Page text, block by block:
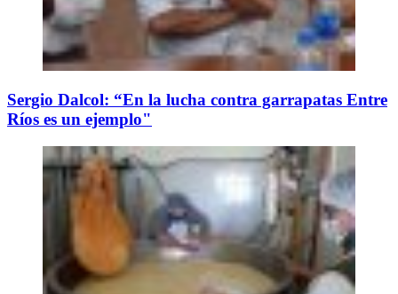
Sergio Dalcol: “En la lucha contra garrapatas Entre
Ríos es un ejemplo"